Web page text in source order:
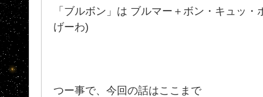
「ブルボン」は ブルマー＋ボン・キュッ
げーわ)
つー事で、今回の話はここまで